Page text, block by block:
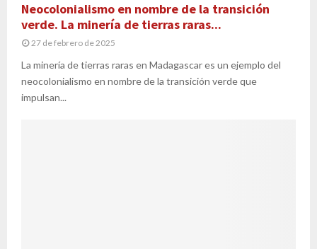
Neocolonialismo en nombre de la transición
verde. La minería de tierras raras...
27 de febrero de 2025
La minería de tierras raras en Madagascar es un ejemplo del
neocolonialismo en nombre de la transición verde que
impulsan...